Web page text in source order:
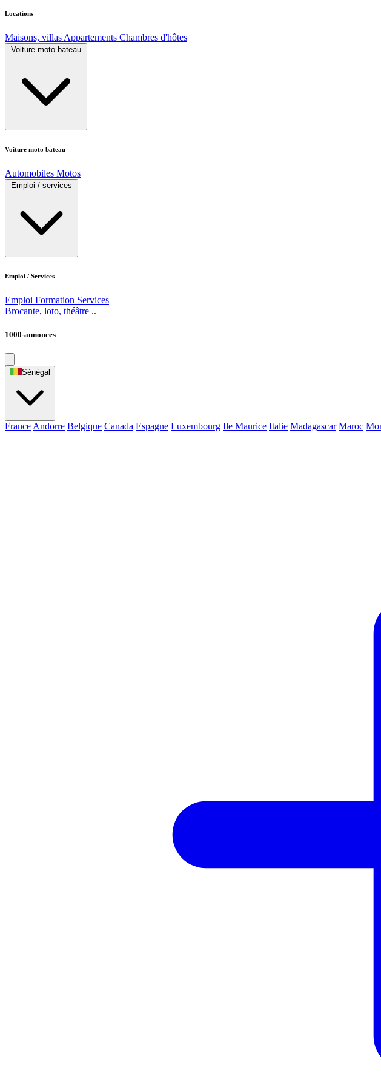
Locations
Maisons, villas Appartements Chambres d'hôtes
Voiture moto bateau
Voiture moto bateau
Automobiles Motos
Emploi / services
Emploi / Services
Emploi Formation Services
Brocante, loto, théâtre ..
1000-annonces
Sénégal
France Andorre Belgique Canada Espagne Luxembourg Ile Maurice Italie Madagascar Maroc